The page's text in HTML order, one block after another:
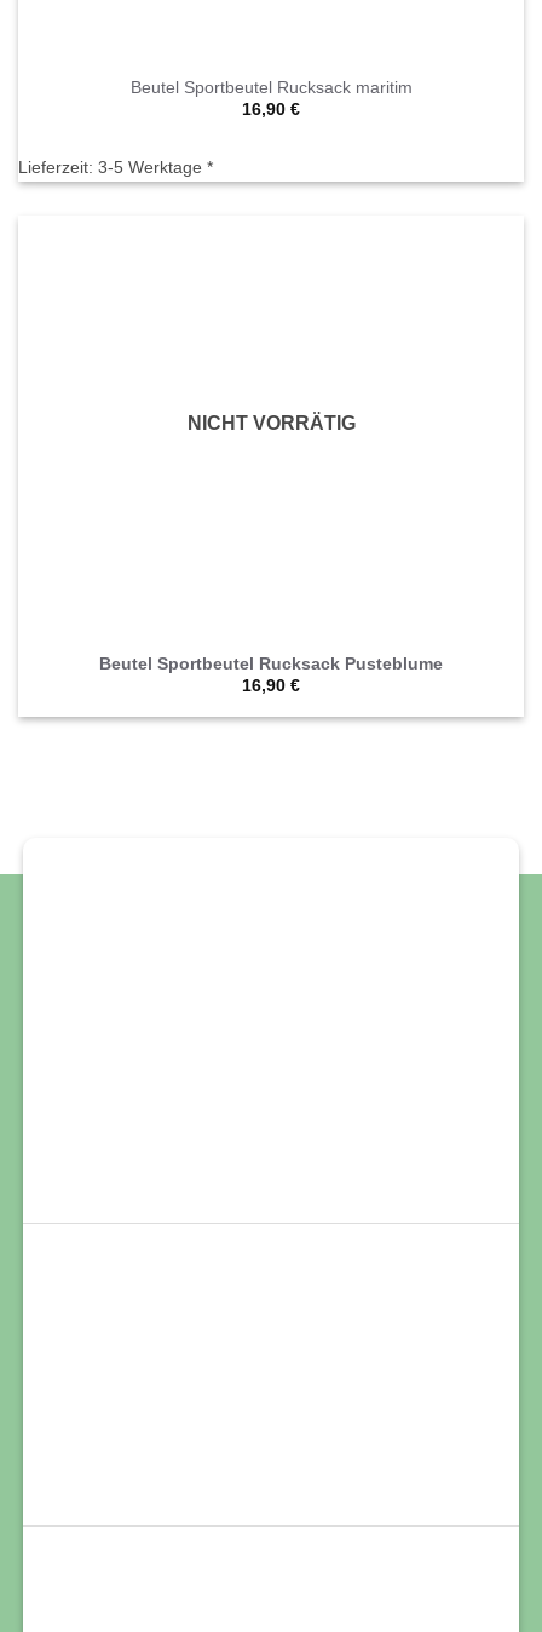
Beutel Sportbeutel Rucksack maritim
16,90 €
Lieferzeit: 3-5 Werktage *
NICHT VORRÄTIG
Beutel Sportbeutel Rucksack Pusteblume
16,90 €